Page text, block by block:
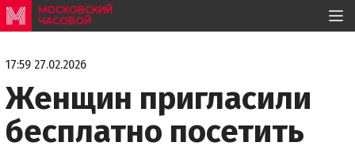
МОСКОВСКИЙ
ЧАСОВОЙ
17:59 27.02.2026
Женщин пригласили
бесплатно посетить